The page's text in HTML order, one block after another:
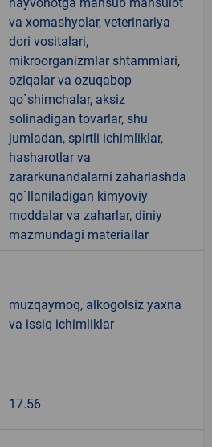
va xomashyolar, veterinariya
dori vositalari,
mikroorganizmlar shtammlari,
oziqalar va ozuqabop
qo`shimchalar, aksiz
solinadigan tovarlar, shu
jumladan, spirtli ichimliklar,
hasharotlar va
zararkunandalarni zaharlashda
qo`llaniladigan kimyoviy
moddalar va zaharlar, diniy
mazmundagi materiallar
muzqaymoq, alkogolsiz yaxna
va issiq ichimliklar
17.56